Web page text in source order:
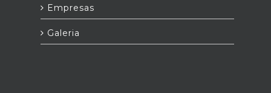
Empresas
Galeria